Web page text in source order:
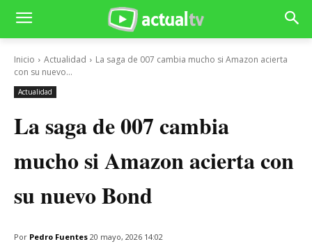
Inicio Actualidad
La saga de 007 cambia mucho si Amazon acierta
con su nuevo...
Actualidad
La saga de 007 cambia
mucho si Amazon acierta con
su nuevo Bond
Por Pedro Fuentes 20 mayo, 2026 14:02